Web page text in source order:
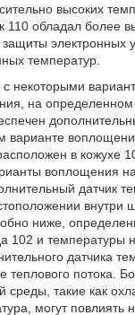
высоких
110 обладал более
электронных
температур.
с некоторыми
на определенном
варианте
в кожухе
воплощения
датчик
внутри
ниже,
102 и температуры
датчика
теплового потока.
такие как
могут повлиять